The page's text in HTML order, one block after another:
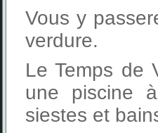
Vous y
verdure.
Le Temps de
une piscine
siestes et